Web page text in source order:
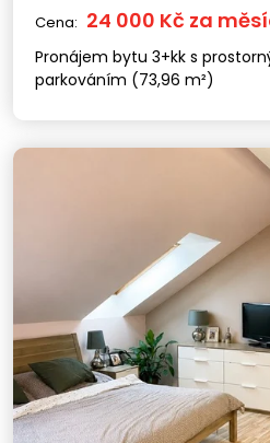
Cena: 24 000 Kč za
Pronájem bytu 3+kk s
parkováním (73,96 m²)